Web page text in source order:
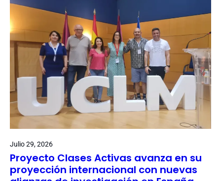
Julio 29, 2026
Proyecto Clases Activas avanza en su
proyección internacional con nuevas